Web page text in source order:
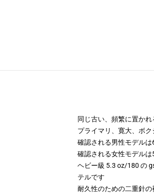
同じ古い、頻繁に置か
プライマリ、寛大、ボク
確認される男性モデル
確認される女性モデル
ヘビー級 5.3 oz/180 の
テルです
耐久性のための二重針の